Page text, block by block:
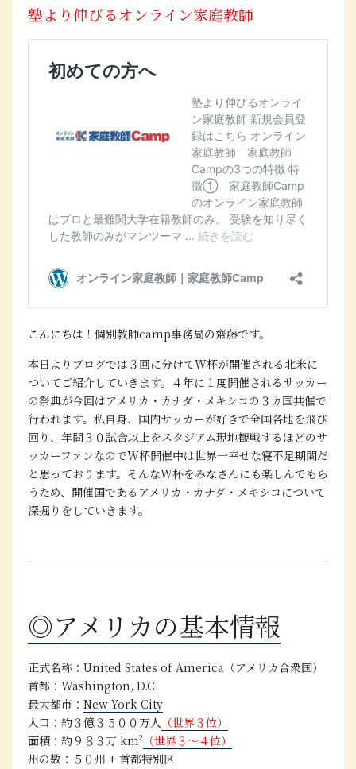
塾より伸びるオンライン家庭教師
こんにちは！個別教師camp事務局の齋藤です。
本日よりブログでは３回に分けてW杯が開催される北米に
ついてご紹介していきます。４年に１度開催されるサッカー
の祭典が今回はアメリカ・カナダ・メキシコの３カ国共催で
行われます。私自身、国内サッカーが好きで全国各地を飛び
回り、年間３０試合以上をスタジアム現地観戦するほどのサ
ッカーファンなのでW杯開催中は世界一幸せな寝不足期間だ
と思っております。そんなW杯をみなさんにも楽しんでもら
うため、開催国であるアメリカ・カナダ・メキシコについて
深掘りをしていきます。
◎アメリカの基本情報
正式名称 ：United States of America（アメリカ合衆国）
首都 ： Washington, D.C.
最大都市 ： New York City
人口 ：約３億３５００万人 （世界３位）
面積 ：約９８３万 km² （世界３〜４位）
州の数 ：５０州 + 首都特別区